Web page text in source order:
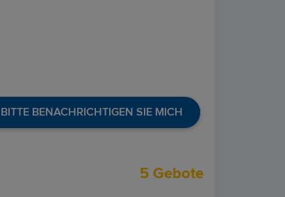
BITTE BENACHRICHTIGEN SIE MICH
5 Gebote